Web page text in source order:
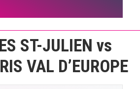
ST-JULIEN vs
VAL D’EUROPE